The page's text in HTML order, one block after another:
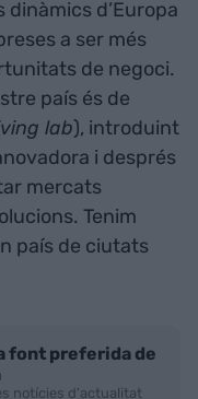
dinàmics d’Europa
a ser més
de negoci.
país és de
lab), introduint
i després
mercats
Tenim
país de ciutats
font preferida de
notícies d'actualitat